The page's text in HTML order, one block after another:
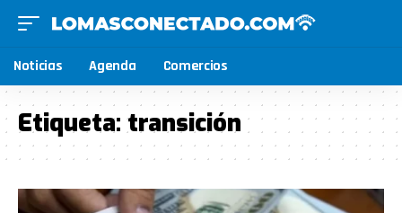
Noticias Agenda Comercios
Etiqueta:transición